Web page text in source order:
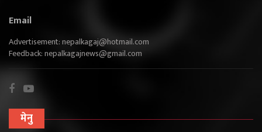
Email
Advertisement:nepalkagaj@hotmail.com
Feedback:nepalkagajnews@gmail.com
मेनु